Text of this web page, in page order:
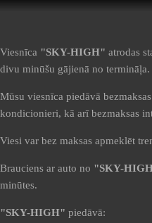
Viesnīca "SKY-HIGH" atrodas
divu minūšu gājienā no termināļa.
Mūsu viesnīca piedāvā
kondicionieri, kā arī bezmaksas
Viesi var bez maksas apmeklēt
Brauciens ar auto no "SKY-
minūtes.
"SKY-HIGH" piedāvā: